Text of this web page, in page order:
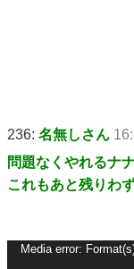
236: 名無しさん
問題なくやれるナ
これもあと残りわ
Media error: